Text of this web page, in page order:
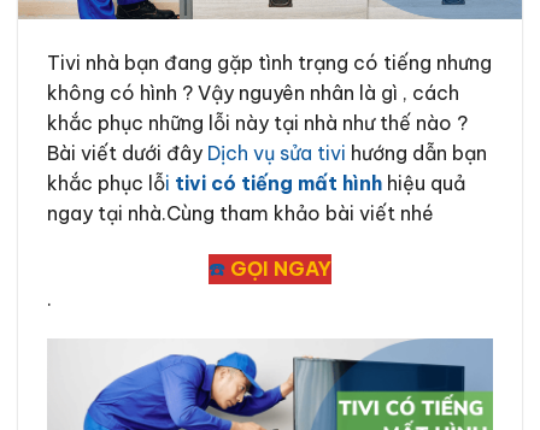
Tivi nhà bạn đang gặp tình trạng có tiếng nhưng
không có hình ? Vậy nguyên nhân là gì , cách
khắc phục những lỗi này tại nhà như thế nào ?
Bài viết dưới đây Dịch vụ sửa tivi hướng dẫn bạn
khắc phục lỗi tivi có tiếng mất hình hiệu quả
ngay tại nhà.Cùng tham khảo bài viết nhé
☎️ GỌI NGAY
.